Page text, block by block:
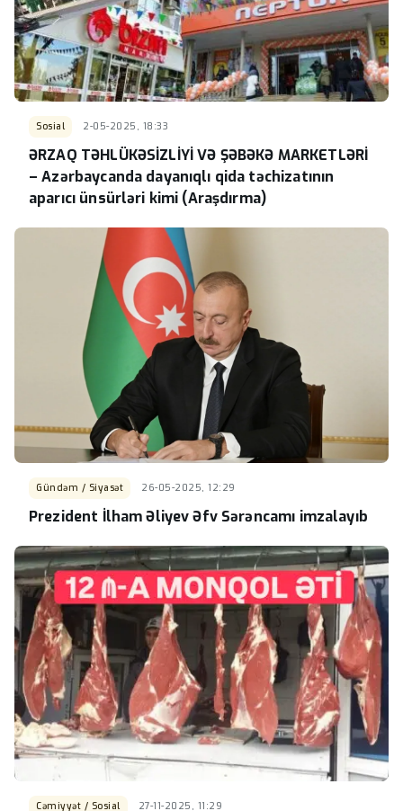
Sosial 2-05-2025, 18:33
ƏRZAQ TƏHLÜKƏSİZLİYİ VƏ ŞƏBƏKƏ MARKETLƏRİ
– Azərbaycanda dayanıqlı qida təchizatının
aparıcı ünsürləri kimi (Araşdırma)
Gündəm / Siyasət 26-05-2025, 12:29
Prezident İlham Əliyev Əfv Sərəncamı imzalayıb
Cəmiyyət / Sosial 27-11-2025, 11:29